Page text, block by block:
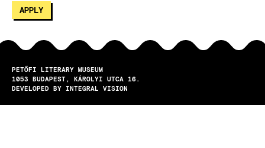
PETŐFI LITERARY MUSEUM
1053
BUDAPEST
KÁROLYI UTCA 16.
DEVELOPED BY INTEGRAL VISION